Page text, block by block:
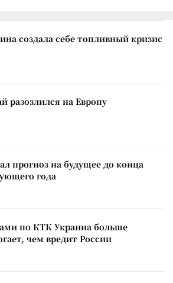
создала себе топливный кризис
разозлился на Европу
прогноз на будущее до конца
года
по КТК Украина больше
чем вредит России